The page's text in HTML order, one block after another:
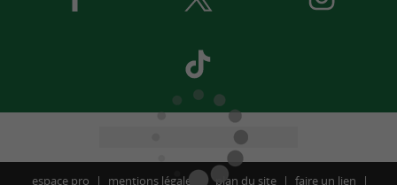
espace pro mentions légales plan du site faire un lien